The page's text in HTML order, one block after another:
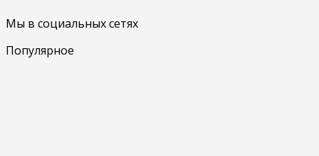
Мы в социальных сетях
Популярное